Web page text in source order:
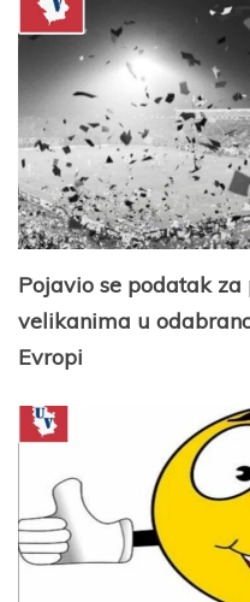
Pojavio se podatak za
velikanima u
Evropi